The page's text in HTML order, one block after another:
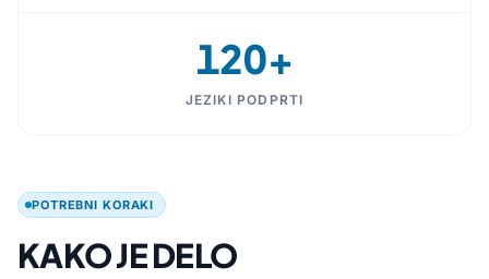
120+
JEZIKI PODPRTI
POTREBNI KORAKI
KAKO JE DELO